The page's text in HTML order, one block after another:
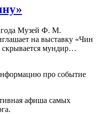
года Музей Ф. М.
на выставку «Чин
скрывается мундир…
про событие
афиша самых